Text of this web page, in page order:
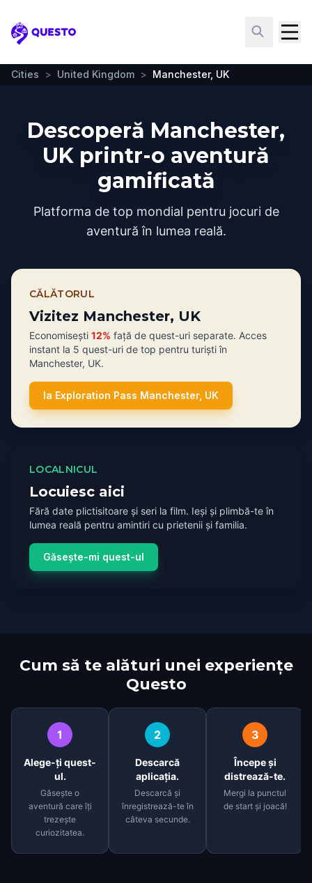
Questo
Cities > United Kingdom > Manchester, UK
Descoperă Manchester,
UK printr-o aventură
gamificată
Platforma de top mondial pentru jocuri de
aventură în lumea reală.
CĂLĂTORUL
Vizitez Manchester, UK
Economisești 12% față de quest-uri separate. Acces
instant la 5 quest-uri de top pentru turiști în
Manchester, UK.
Ia Exploration Pass Manchester, UK
LOCALNICUL
Locuiesc aici
Fără date plictisitoare și seri la film. Ieși și plimbă-te în
lumea reală pentru amintiri cu prietenii și familia.
Găsește-mi quest-ul
Cum să te alături unei experiențe
Questo
1
Alege-ți quest-
ul.
Găsește o
aventură care îți
trezește
curiozitatea.
2
Descarcă
aplicația.
Descarcă și
înregistrează-te în
câteva secunde.
3
Începe și
distrează-te.
Mergi la punctul
de start și joacă!